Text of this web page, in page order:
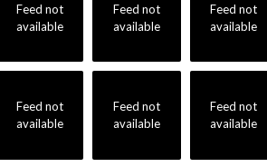
Feed not
available
Feed not
available
Feed not
available
Feed not
available
Feed not
available
Feed not
available